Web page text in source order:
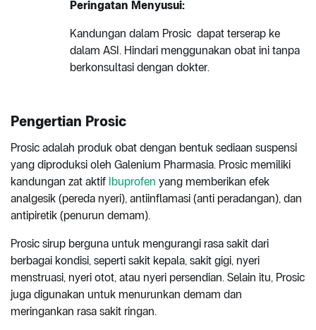
Peringatan Menyusui:
Kandungan dalam Prosic dapat terserap ke
dalam ASI. Hindari menggunakan obat ini tanpa
berkonsultasi dengan dokter.
Pengertian Prosic
Prosic adalah produk obat dengan bentuk sediaan suspensi
yang diproduksi oleh Galenium Pharmasia. Prosic memiliki
kandungan zat aktif Ibuprofen yang memberikan efek
analgesik (pereda nyeri), antiinflamasi (anti peradangan), dan
antipiretik (penurun demam).
Prosic sirup berguna untuk mengurangi rasa sakit dari
berbagai kondisi, seperti sakit kepala, sakit gigi, nyeri
menstruasi, nyeri otot, atau nyeri persendian. Selain itu, Prosic
juga digunakan untuk menurunkan demam dan
meringankan rasa sakit ringan.